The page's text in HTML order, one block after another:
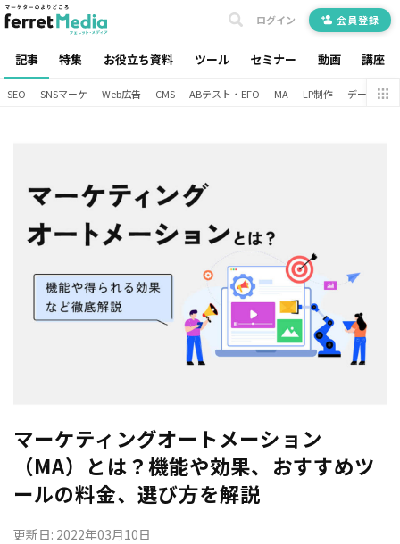
記事 特集 お役立ち資料 ツール セミナー 動画 講座
ログイン 会員登録
SEO SNSマーケ Web広告 CMS ABテスト・EFO MA LP制作 データ分析
マーケティングオートメーション
（MA）とは？機能や効果、おすすめツ
ールの料金、選び方を解説
更新日: 2022年03月10日